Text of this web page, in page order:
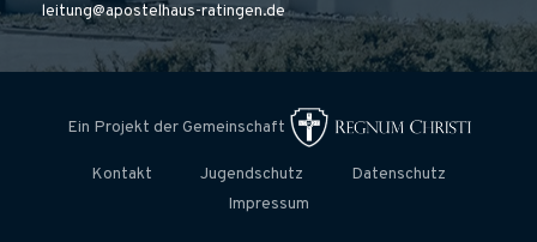
leitung@apostelhaus-ratingen.de
Ein Projekt der Gemeinschaft
Kontakt Jugendschutz
Datenschutz
Impressum